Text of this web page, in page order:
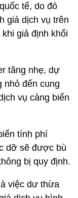
tế, do đó
giá dịch vụ trên
giả định khối
tăng nhẹ, dự
nhỏ đến cung
vụ cảng biển
tính phí
dỡ sẽ được bù
bị quy định.
việc dư thừa